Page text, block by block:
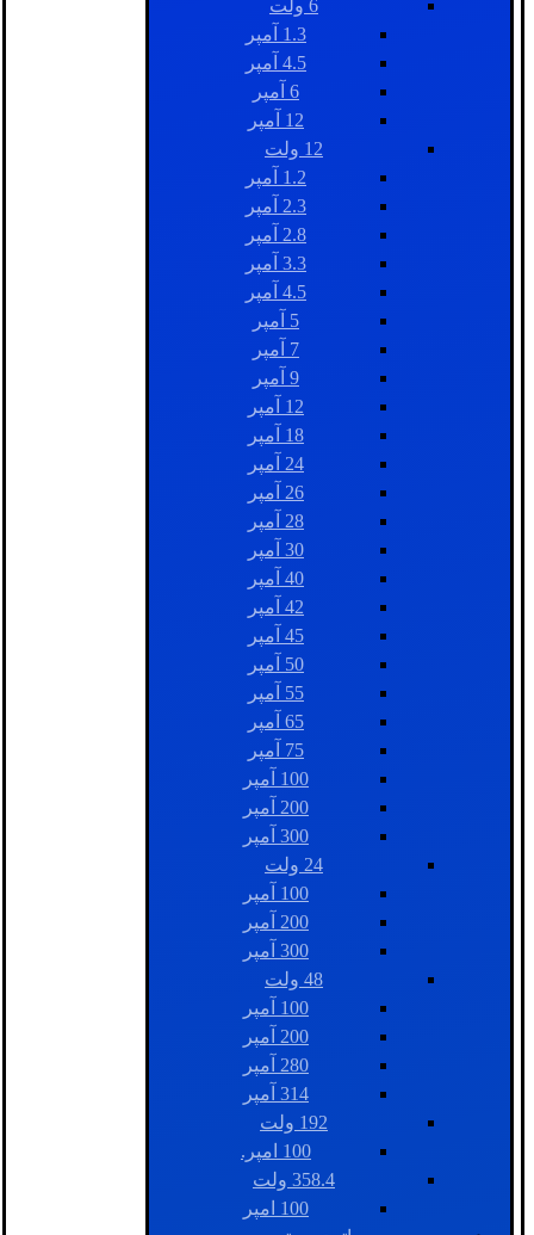
6 ولت
1.3 آمپر
4.5 آمپر
6 آمپر
12 آمپر
12 ولت
1.2 آمپر
2.3 آمپر
2.8 آمپر
3.3 آمپر
4.5 آمپر
5 آمپر
7 آمپر
9 آمپر
12 آمپر
18 آمپر
24 آمپر
26 آمپر
28 آمپر
30 آمپر
40 آمپر
42 آمپر
45 آمپر
50 آمپر
55 آمپر
65 آمپر
75 آمپر
100 آمپر
200 آمپر
300 آمپر
24 ولت
100 آمپر
200 آمپر
300 آمپر
48 ولت
100 آمپر
200 آمپر
280 آمپر
314 آمپر
192 ولت
100 امپر.
358.4 ولت
100 امپر